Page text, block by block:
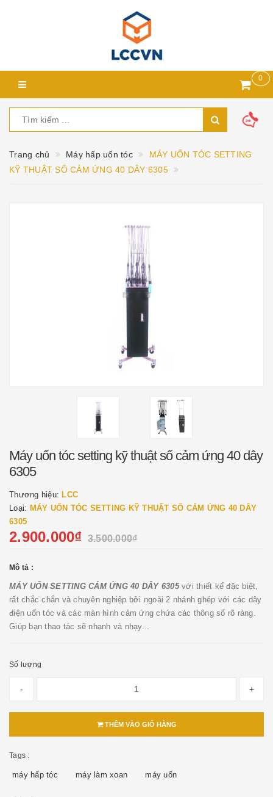
0
Trang chủ Máy hấp uốn tóc
MÁY UỐN TÓC SETTING
KỸ THUẬT SỐ CẢM ỨNG 40 DÂY 6305
Máy uốn tóc setting kỹ thuật số cảm ứng 40 dây
6305
Thương hiệu: LCC
Loại: MÁY UỐN TÓC SETTING KỸ THUẬT SỐ CẢM ỨNG 40 DÂY
6305
2.900.000₫ 3.500.000₫
Mô tả :
MÁY UỐN SETTING CẢM ỨNG 40 DÂY 6305với thiết kế đặc biệt,
rất chắc chắn và chuyên nghiệp bởi ngoài 2 nhánh ghép với các dây
điện uốn tóc và các màn hình cảm ứng chứa các thông số rõ ràng.
Giúp bạn thao tác sẽ nhanh và nhạy...
Số lượng
- +
THÊM VÀO GIỎ HÀNG
Tags :
máy hấp tóc máy làm xoan máy uốn